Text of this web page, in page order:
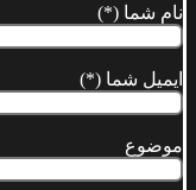
نام شما (*)
ایمیل شما (*)
موضوع